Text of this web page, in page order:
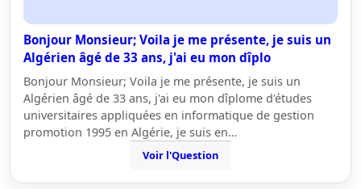
Bonjour Monsieur; Voila je me présente, je suis un
Algérien âgé de 33 ans, j'ai eu mon dîplo
Bonjour Monsieur; Voila je me présente, je suis un
Algérien âgé de 33 ans, j'ai eu mon dîplome d'études
universitaires appliquées en informatique de gestion
promotion 1995 en Algérie, je suis en…
Voir l'Question